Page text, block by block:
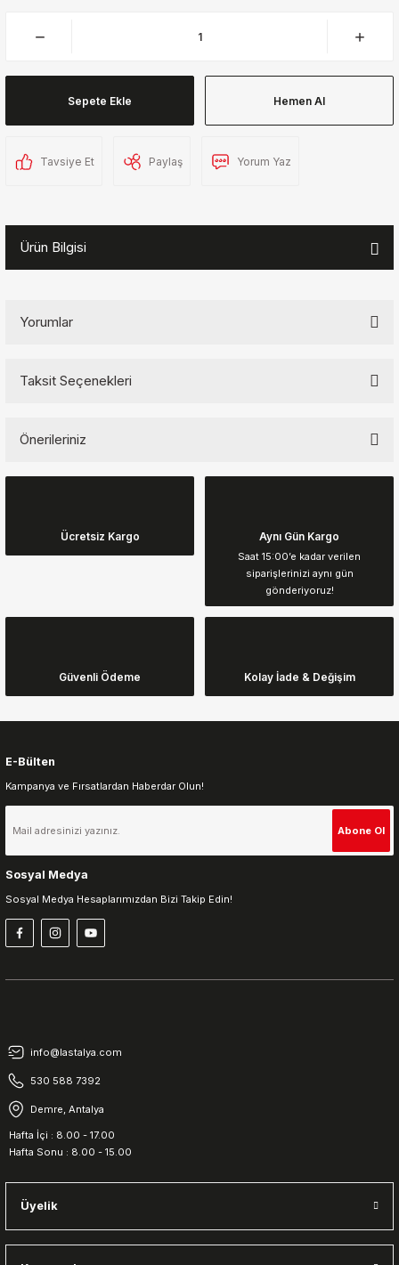
Sepete Ekle Hemen Al
Tavsiye Et Paylaş Yorum Yaz
Ürün Bilgisi
Yorumlar
Taksit Seçenekleri
Önerileriniz
Görüş ve önerileriniz için teşekkür ederiz.
Ürün resmi kalitesiz, bozuk veya görüntülenemiyor.
Ürün açıklamasında eksik bilgiler bulunuyor.
Gönder
Ücretsiz Kargo Aynı Gün Kargo
Saat 15:00’e kadar verilen
siparişlerinizi aynı gün
gönderiyoruz!
Güvenli Ödeme Kolay İade & Değişim
E-Bülten
Kampanya ve Fırsatlardan Haberdar Olun!
Abone Ol
Sosyal Medya
Sosyal Medya Hesaplarımızdan Bizi Takip Edin!
info@lastalya.com
530 588 7392
Demre, Antalya
Hafta İçi : 8.00 - 17.00
Hafta Sonu : 8.00 - 15.00
Üyelik